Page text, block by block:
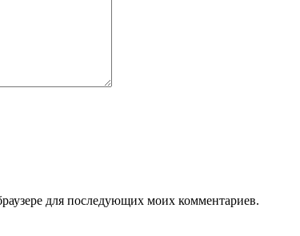
для последующих моих комментариев.